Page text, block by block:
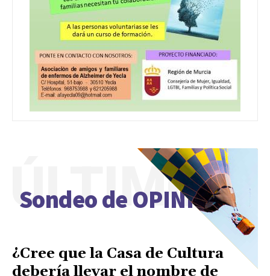
Sondeo de OPINIÓN
ÚLTIMO
¿Cree que la Casa de Cultura
debería llevar el nombre de